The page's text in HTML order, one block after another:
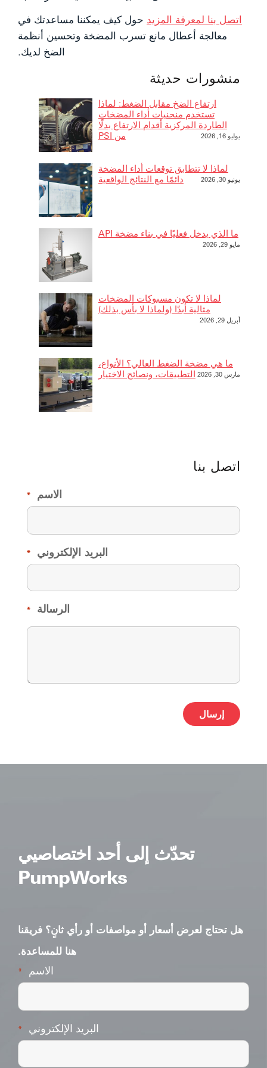
اتصل بنا لمعرفة المزيد حول كيف يمكننا مساعدتك في
معالجة أعطال مانع تسرب المضخة وتحسين أنظمة
الضخ لديك.
منشورات حديثة
ارتفاع الضخ مقابل الضغط: لماذا
تستخدم منحنيات أداء المضخات
الطاردة المركزية أقدام الارتفاع بدلًا
من PSI
يوليو 16, 2026
لماذا لا تتطابق توقعات أداء المضخة
دائمًا مع النتائج الواقعية
يونيو 30, 2026
ما الذي يدخل فعليًا في بناء مضخة API
مايو 29, 2026
لماذا لا تكون مسبوكات المضخات
مثالية أبدًا (ولماذا لا بأس بذلك)
أبريل 29, 2026
ما هي مضخة الضغط العالي؟ الأنواع،
التطبيقات، ونصائح الاختيار
مارس 30, 2026
اتصل بنا
الاسم *
البريد الإلكتروني *
الرسالة *
تحدّث إلى أحد اختصاصيي
PumpWorks
هل تحتاج لعرض أسعار أو مواصفات أو رأي ثانٍ؟ فريقنا
هنا للمساعدة.
الاسم *
البريد الإلكتروني *